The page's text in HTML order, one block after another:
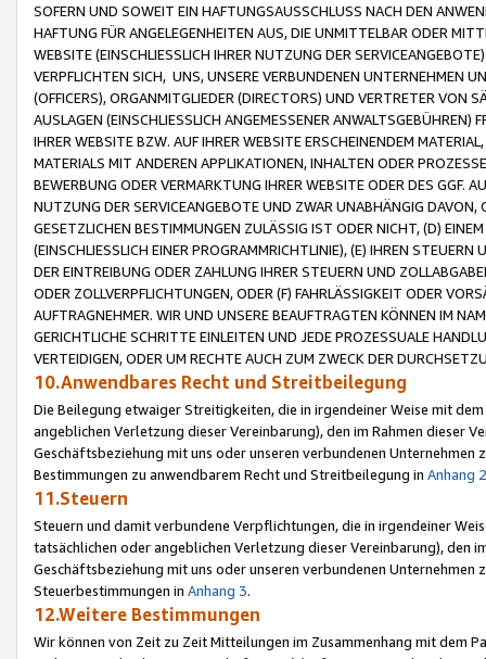
SOFERN UND SOWEIT EIN HAFTUNGSAUSSCHLUSS NACH DEN
HAFTUNG FÜR ANGELEGENHEITEN AUS, DIE UNMITTELBAR ODER
WEBSITE (EINSCHLIESSLICH IHRER NUTZUNG DER
VERPFLICHTEN SICH, UNS, UNSERE VERBUNDENEN UNTERNEHMEN
(OFFICERS), ORGANMITGLIEDER (DIRECTORS) UND VERTRETER VON
AUSLAGEN (EINSCHLIESSLICH ANGEMESSENER
IHRER WEBSITE BZW. AUF IHRER WEBSITE ERSCHEINENDEM
MATERIALS MIT ANDEREN APPLIKATIONEN, INHALTEN ODER
BEWERBUNG ODER VERMARKTUNG IHRER WEBSITE ODER DES GGF.
NUTZUNG DER SERVICEANGEBOTE UND ZWAR UNABHÄNGIG
GESETZLICHEN BESTIMMUNGEN ZULÄSSIG IST ODER NICHT, (D)
(EINSCHLIESSLICH EINER PROGRAMMRICHTLINIE), (E) IHREN
DER EINTREIBUNG ODER ZAHLUNG IHRER STEUERN UND
ODER ZOLLVERPFLICHTUNGEN, ODER (F) FAHRLÄSSIGKEIT ODER
AUFTRAGNEHMER. WIR UND UNSERE BEAUFTRAGTEN KÖNNEN IM
GERICHTLICHE SCHRITTE EINLEITEN UND JEDE PROZESSUALE
VERTEIDIGEN, ODER UM RECHTE AUCH ZUM ZWECK DER
10.Anwendbares Recht und Streitbeilegung
Die Beilegung etwaiger Streitigkeiten, die in irgendeiner Weise mit
angeblichen Verletzung dieser Vereinbarung), den im Rahmen dieser
Geschäftsbeziehung mit uns oder unseren verbundenen
Bestimmungen zu anwendbarem Recht und Streitbeilegung in Anhang 2
11.Steuern
Steuern und damit verbundene Verpflichtungen, die in irgendeiner
tatsächlichen oder angeblichen Verletzung dieser Vereinbarung), den
Geschäftsbeziehung mit uns oder unseren verbundenen
Steuerbestimmungen in Anhang 3.
12.Weitere Bestimmungen
Wir können von Zeit zu Zeit Mitteilungen im Zusammenhang mit dem